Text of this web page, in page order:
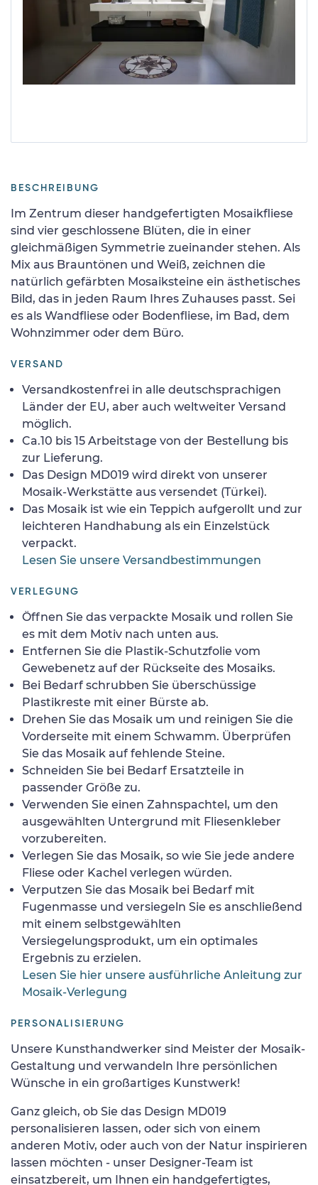
BESCHREIBUNG
Im Zentrum dieser handgefertigten Mosaikfliese
sind vier geschlossene Blüten, die in einer
gleichmäßigen Symmetrie zueinander stehen. Als
Mix aus Brauntönen und Weiß, zeichnen die
natürlich gefärbten Mosaiksteine ein ästhetisches
Bild, das in jeden Raum Ihres Zuhauses passt. Sei
es als Wandfliese oder Bodenfliese, im Bad, dem
Wohnzimmer oder dem Büro.
VERSAND
Versandkostenfrei in alle deutschsprachigen
Länder der EU, aber auch weltweiter Versand
möglich.
Ca.10 bis 15 Arbeitstage von der Bestellung bis
zur Lieferung.
Das Design MD019 wird direkt von unserer
Mosaik-Werkstätte aus versendet (Türkei).
Das Mosaik ist wie ein Teppich aufgerollt und zur
leichteren Handhabung als ein Einzelstück
verpackt.
Lesen Sie unsere Versandbestimmungen
VERLEGUNG
Öffnen Sie das verpackte Mosaik und rollen Sie
es mit dem Motiv nach unten aus.
Entfernen Sie die Plastik-Schutzfolie vom
Gewebenetz auf der Rückseite des Mosaiks.
Bei Bedarf schrubben Sie überschüssige
Plastikreste mit einer Bürste ab.
Drehen Sie das Mosaik um und reinigen Sie die
Vorderseite mit einem Schwamm. Überprüfen
Sie das Mosaik auf fehlende Steine.
Schneiden Sie bei Bedarf Ersatzteile in
passender Größe zu.
Verwenden Sie einen Zahnspachtel, um den
ausgewählten Untergrund mit Fliesenkleber
vorzubereiten.
Verlegen Sie das Mosaik, so wie Sie jede andere
Fliese oder Kachel verlegen würden.
Verputzen Sie das Mosaik bei Bedarf mit
Fugenmasse und versiegeln Sie es anschließend
mit einem selbstgewählten
Versiegelungsprodukt, um ein optimales
Ergebnis zu erzielen.
Lesen Sie hier unsere ausführliche Anleitung zur
Mosaik-Verlegung
PERSONALISIERUNG
Unsere Kunsthandwerker sind Meister der Mosaik-
Gestaltung und verwandeln Ihre persönlichen
Wünsche in ein großartiges Kunstwerk!
Ganz gleich, ob Sie das Design MD019
personalisieren lassen, oder sich von einem
anderen Motiv, oder auch von der Natur inspirieren
lassen möchten - unser Designer-Team ist
einsatzbereit, um Ihnen ein handgefertigtes,